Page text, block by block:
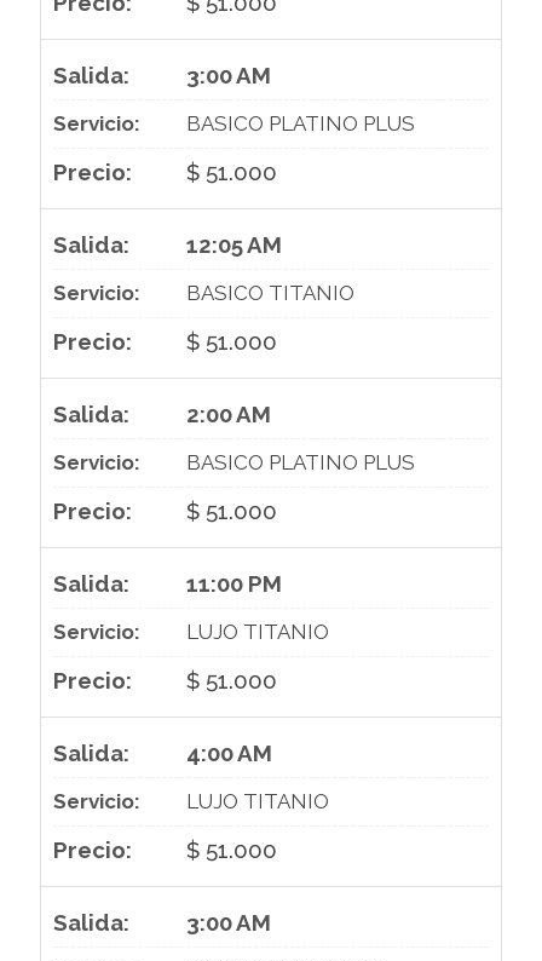
3:00 AM
BASICO PLATINO PLUS
$ 51.000
12:05 AM
BASICO TITANIO
$ 51.000
2:00 AM
BASICO PLATINO PLUS
$ 51.000
11:00 PM
LUJO TITANIO
$ 51.000
4:00 AM
LUJO TITANIO
$ 51.000
3:00 AM